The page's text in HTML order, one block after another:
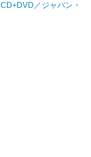
／ジャパン・